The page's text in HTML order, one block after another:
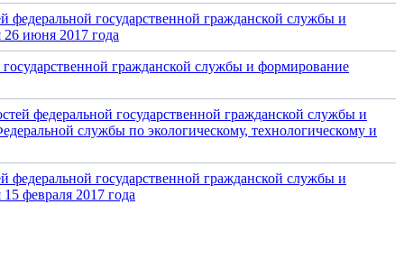
федеральной государственной гражданской службы и
26 июня 2017 года
гражданской службы и формирование
федеральной государственной гражданской службы и
службы по экологическому, технологическому и
федеральной государственной гражданской службы и
февраля 2017 года